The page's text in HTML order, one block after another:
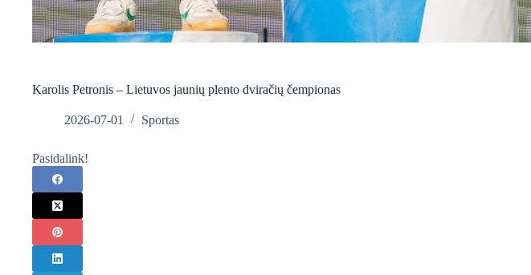
Karolis Petronis – Lietuvos jaunių plento dviračių čempionas
2026-07-01 Sportas
Pasidalink!